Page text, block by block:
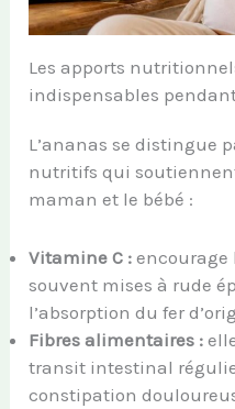
Les apports
indispensables
L’ananas se distingue
nutritifs qui
maman et le bébé :
Vitamine C : encourage
souvent mises à rude
l’absorption du fer
Fibres alimentaires :
transit intestinal
constipation